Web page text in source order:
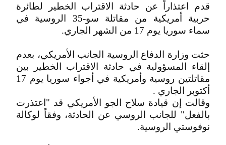
قدم اعتذاراً عن حادثة الاقتراب الخطير لطائرة
حربية أمريكية من مقاتلة سو-35 الروسية في
سماء سوريا يوم 17 من الشهر الجاري.
حثت وزارة الدفاع الروسية الجانب الأمريكي، بعدم
إلقاء المسؤولية في حادثة الاقتراب الخطير بين
مقاتلتين روسية وأمريكية في أجواء سوريا يوم 17
أكتوبر الجاري .
وقالت إن قيادة سلاح الجو الأمريكي قد "اعتذرت
بالفعل" للجانب الروسي عن الحادثة، وفقاً لوكالة
نوفوستي الروسية.